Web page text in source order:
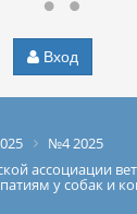
Вход
№4 2025
ассоциации
у собак и